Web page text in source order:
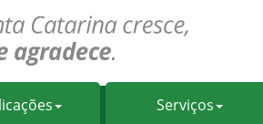
Serviços